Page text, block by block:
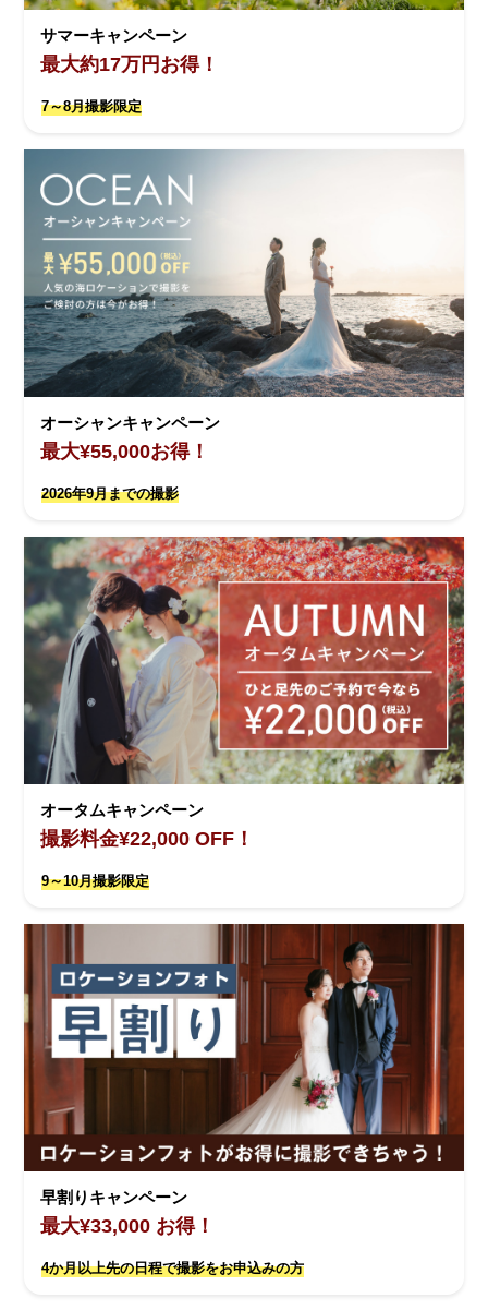
サマーキャンペーン
最大約17万円お得！
7～8月撮影限定
オーシャンキャンペーン
最大¥55,000お得！
2026年9月までの撮影
オータムキャンペーン
撮影料金¥22,000 OFF！
9～10月撮影限定
早割りキャンペーン
最大¥33,000 お得！
4か月以上先の日程で撮影をお申込みの方